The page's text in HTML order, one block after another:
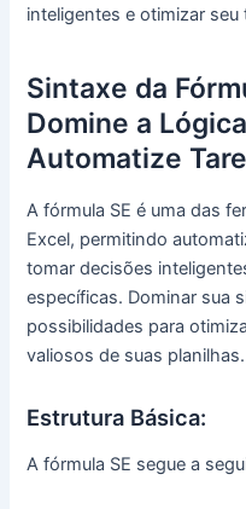
inteligentes e otimizar seu
Sintaxe da
Domine a
Automatize
A fórmula SE é uma das
Excel, permitindo
tomar decisões
específicas. Dominar sua
possibilidades para
valiosos de suas planilhas.
Estrutura Básica:
A fórmula SE segue a